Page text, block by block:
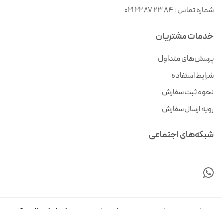
شماره تماس :021 22 87 23 84
خدمات مشتریان
پرسش‌های متداول
شرایط استفاده
نحوه ثبت سفارش
رویه ارسال سفارش
شبکه‌های اجتماعی